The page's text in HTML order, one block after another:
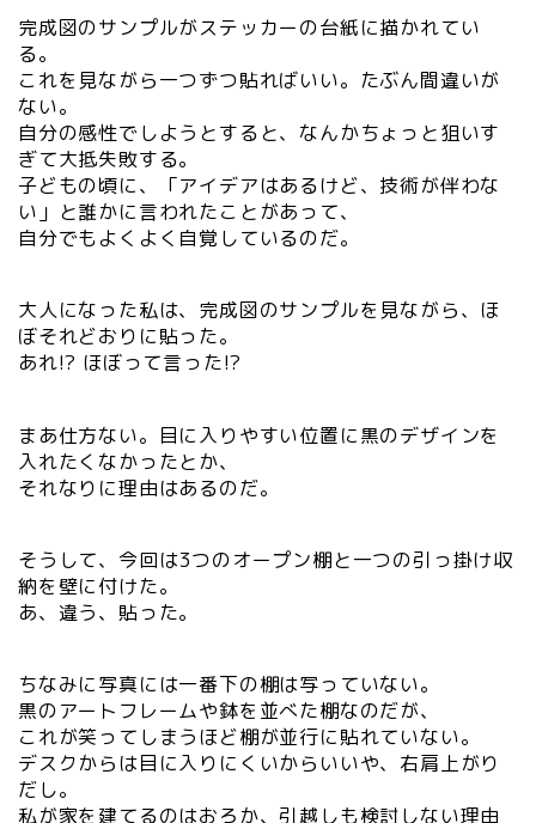
完成図のサンプルがステッカーの台紙に描かれてい
る。
これを見ながら一つずつ貼ればいい。たぶん間違いが
ない。
自分の感性でしようとすると、なんかちょっと狙いす
ぎて大抵失敗する。
子どもの頃に、「アイデアはあるけど、技術が伴わな
い」と誰かに言われたことがあって、
自分でもよくよく自覚しているのだ。
大人になった私は、完成図のサンプルを見ながら、ほ
ぼそれどおりに貼った。
あれ!? ほぼって言った!?
まあ仕方ない。目に入りやすい位置に黒のデザインを
入れたくなかったとか、
それなりに理由はあるのだ。
そうして、今回は3つのオープン棚と一つの引っ掛け収
納を壁に付けた。
あ、違う、貼った。
ちなみに写真には一番下の棚は写っていない。
黒のアートフレームや鉢を並べた棚なのだが、
これが笑ってしまうほど棚が並行に貼れていない。
デスクからは目に入りにくいからいいや、右肩上がり
だし。
私が家を建てるのはおろか、引越しも検討しない理由